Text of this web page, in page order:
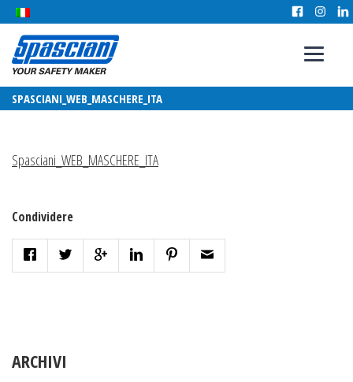
SPASCIANI_WEB_MASCHERE_ITA
Spasciani_WEB_MASCHERE_ITA
Condividere
ARCHIVI